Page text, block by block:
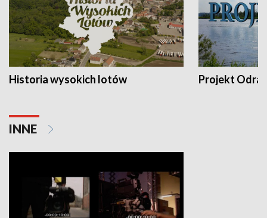
Historia wysokich lotów Projekt Odra
INNE